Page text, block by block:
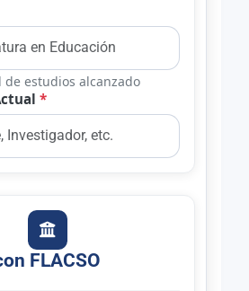
estudios alcanzado
*
FLACSO